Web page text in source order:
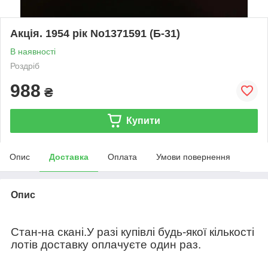
Акція. 1954 рік No1371591 (Б-31)
В наявності
Роздріб
988 ₴
Купити
Опис Доставка Оплата Умови повернення
Опис
Стан-на скані.У разі купівлі будь-якої кількості
лотів доставку оплачуєте один раз.